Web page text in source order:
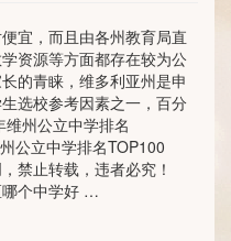
宜，而且由各州教育局直
资源等方面都存在较为公
的青睐，维多利亚州是申
选校参考因素之一，百分
州公立中学排名
公立中学排名TOP100
禁止转载，违者必究！
个中学好 …